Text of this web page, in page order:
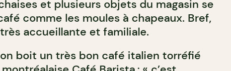
et plusieurs objets du magasin se
comme les moules à chapeaux. Bref,
accueillante et familiale.
boit un très bon café italien torréfié